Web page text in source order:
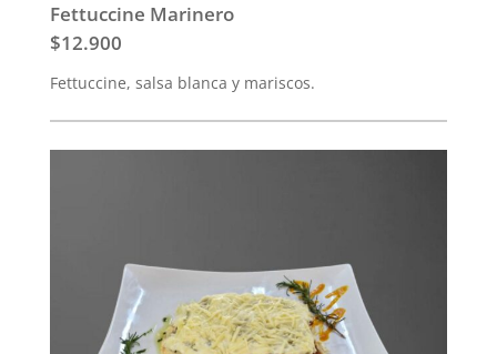
Fettuccine Marinero
$12.900
Fettuccine, salsa blanca y mariscos.